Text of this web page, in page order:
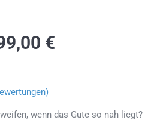
€
wenn das Gute so nah liegt?